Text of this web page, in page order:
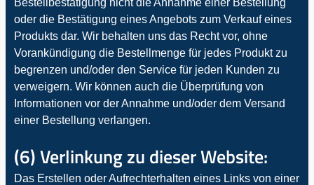
Bestellbestätigung nicht die Annahme einer Bestellung
oder die Bestätigung eines Angebots zum Verkauf eines
Produkts dar. Wir behalten uns das Recht vor, ohne
Vorankündigung die Bestellmenge für jedes Produkt zu
begrenzen und/oder den Service für jeden Kunden zu
verweigern. Wir können auch die Überprüfung von
Informationen vor der Annahme und/oder dem Versand
einer Bestellung verlangen.
(6) Verlinkung zu dieser Website:
Das Erstellen oder Aufrechterhalten eines Links von einer